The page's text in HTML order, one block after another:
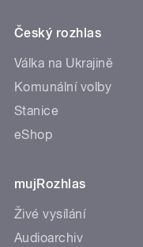
Český rozhlas
Válka na Ukrajině
Komunální volby
Stanice
eShop
mujRozhlas
Živé vysílání
Audioarchiv